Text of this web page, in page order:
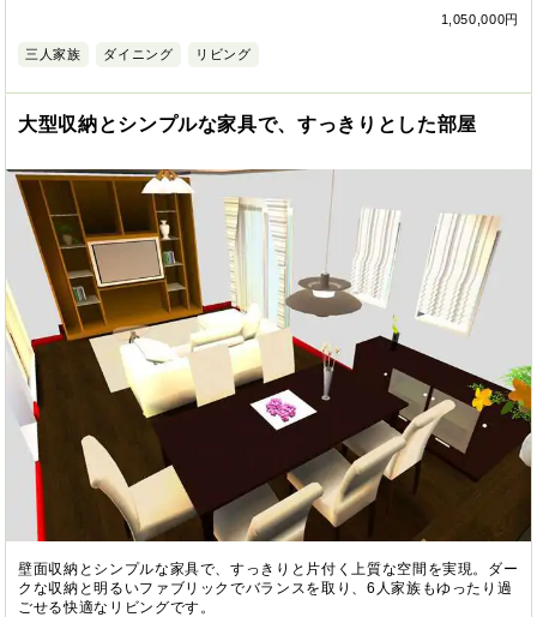
1,050,000円
三人家族 ダイニング リビング
大型収納とシンプルな家具で、すっきりとした部屋
壁面収納とシンプルな家具で、すっきりと片付く上質な空間を実現。ダー
クな収納と明るいファブリックでバランスを取り、6人家族もゆったり過
ごせる快適なリビングです。